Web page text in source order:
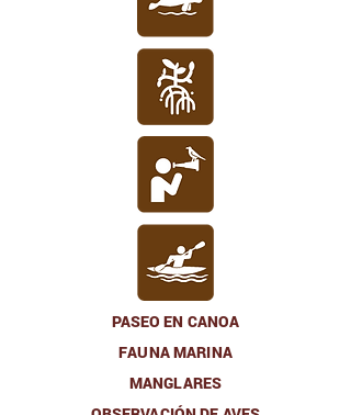
PASEO EN CANOA
FAUNA MARINA
MANGLARES